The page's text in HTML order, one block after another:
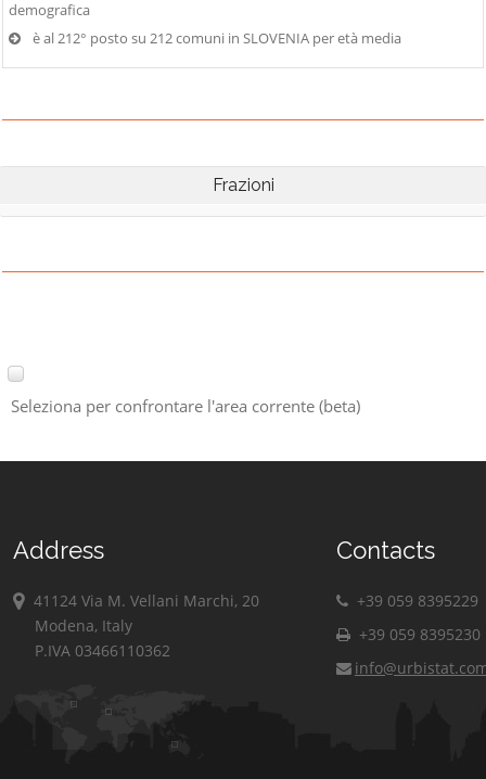
demografica
è al 212° posto su 212 comuni in SLOVENIA per età media
Frazioni
Seleziona per confrontare l'area corrente (beta)
Address
41124 Via M. Vellani Marchi, 20
Modena, Italy
P.IVA 03466110362
Contacts
+39 059 8395229
+39 059 8395230